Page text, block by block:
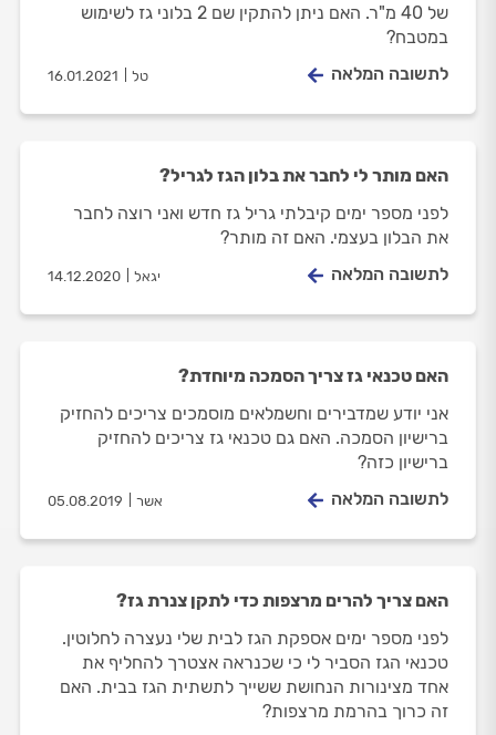
של 40 מ"ר. האם ניתן להתקין שם 2 בלוני גז לשימוש
במטבח?
טל 16.01.2021 לתשובה המלאה
האם מותר לי לחבר את בלון הגז לגריל?
לפני מספר ימים קיבלתי גריל גז חדש ואני רוצה לחבר
את הבלון בעצמי. האם זה מותר?
יגאל 14.12.2020 לתשובה המלאה
האם טכנאי גז צריך הסמכה מיוחדת?
אני יודע שמדבירים וחשמלאים מוסמכים צריכים להחזיק
ברישיון הסמכה. האם גם טכנאי גז צריכים להחזיק
ברישיון כזה?
אשר 05.08.2019 לתשובה המלאה
האם צריך להרים מרצפות כדי לתקן צנרת גז?
לפני מספר ימים אספקת הגז לבית שלי נעצרה לחלוטין.
טכנאי הגז הסביר לי כי שכנראה אצטרך להחליף את
אחד מצינורות הנחושת ששייך לתשתית הגז בבית. האם
זה כרוך בהרמת מרצפות?